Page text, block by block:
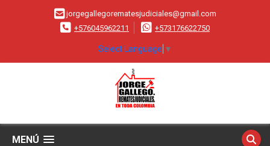
jorgegallegorematesjudiciales@gmail.com
+576045962211
+573176622750
Select Language ▼
MENÚ